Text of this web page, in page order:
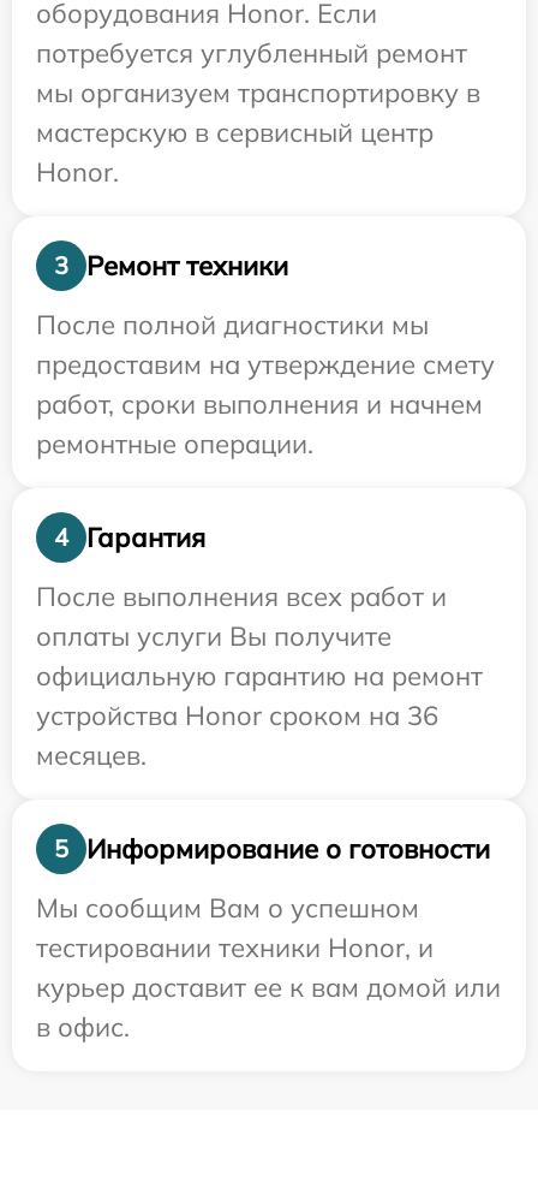
оборудования Honor. Если
потребуется углубленный ремонт
мы организуем транспортировку в
мастерскую в сервисный центр
Honor.
3
Ремонт техники
После полной диагностики мы
предоставим на утверждение смету
работ, сроки выполнения и начнем
ремонтные операции.
4
Гарантия
После выполнения всех работ и
оплаты услуги Вы получите
официальную гарантию на ремонт
устройства Honor сроком на 36
месяцев.
5
Информирование о готовности
Мы сообщим Вам о успешном
тестировании техники Honor, и
курьер доставит ее к вам домой или
в офис.